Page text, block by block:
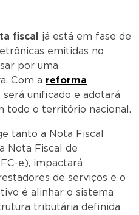
fiscal já está em fase de
emitidas no
por uma
Com a reforma
será unificado e adotará
todo o território nacional.
tanto a Nota Fiscal
Nota Fiscal de
e), impactará
de serviços e o
é alinhar o sistema
tributária definida